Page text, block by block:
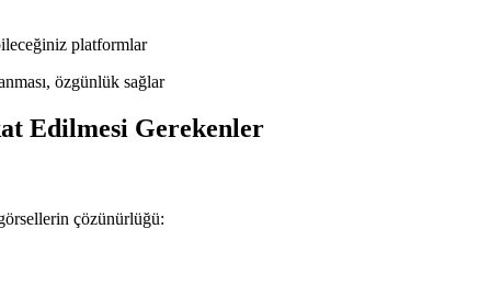
platformlar
özgünlük sağlar
Edilmesi Gerekenler
çözünürlüğü: